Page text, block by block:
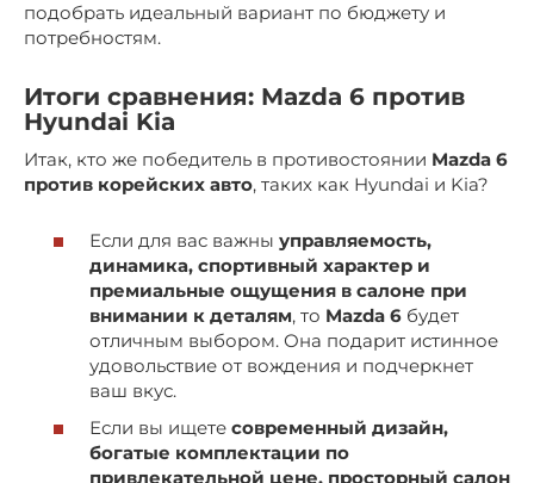
подобрать идеальный вариант по бюджету и
потребностям.
Итоги сравнения: Mazda 6 против
Hyundai Kia
Итак, кто же победитель в противостоянии Mazda 6
против корейских авто, таких как Hyundai и Kia?
Если для вас важны управляемость,
динамика, спортивный характер и
премиальные ощущения в салоне при
внимании к деталям, то Mazda 6 будет
отличным выбором. Она подарит истинное
удовольствие от вождения и подчеркнет
ваш вкус.
Если вы ищете современный дизайн,
богатые комплектации по
привлекательной цене, просторный салон